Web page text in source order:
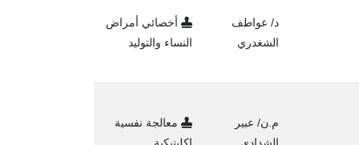
د/ عواطف
الشغدري
أخصائي أمراض
النساء والتوليد
م.ن/ عبير
الشدادي
معالجة نفسية
إكلينيكية